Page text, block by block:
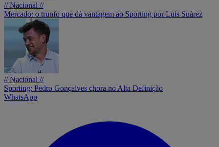
// Nacional //
Mercado: o trunfo que dá vantagem ao Sporting por Luis Suárez
// Nacional //
Sporting: Pedro Gonçalves chora no Alta Definição
WhatsApp